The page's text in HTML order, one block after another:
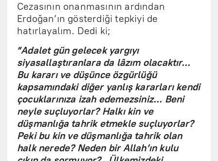
Cezasının onanmasının ardından
Erdoğan’ın gösterdiği tepkiyi de
hatırlayalım. Dedi ki;
“Adalet gün gelecek yargıyı
siyasallaştıranlara da lâzım olacaktır...
Bu kararı ve düşünce özgürlüğü
kapsamındaki diğer yanlış kararları kendi
çocuklarınıza izah edemezsiniz... Beni
neyle suçluyorlar? Halkı kin ve
düşmanlığa tahrik etmekle suçluyorlar?
Peki bu kin ve düşmanlığa tahrik olan
halk nerede? Neden bir Allah’ın kulu